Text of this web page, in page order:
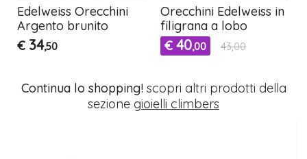
Edelweiss Orecchini
Argento brunito
€ 34,50
Orecchini Edelweiss in
filigrana a lobo
€ 40,00 43,00
Continua lo shopping!scopri altri prodotti della
sezione gioielli climbers